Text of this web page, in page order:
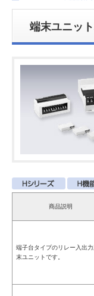
端末ユニッ
商品説明
端子台タイプのリレー入出
末ユニットです。